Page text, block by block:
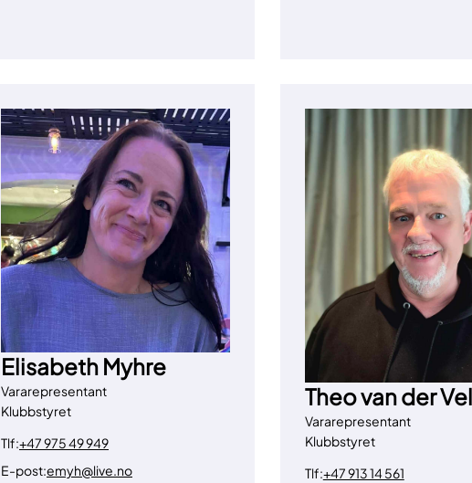
Elisabeth Myhre
Vararepresentant
Klubbstyret
Tlf:+47 975 49 949
E-post:emyh@live.no
Theo van der
Vararepresentant
Klubbstyret
Tlf:+47 913 14 561